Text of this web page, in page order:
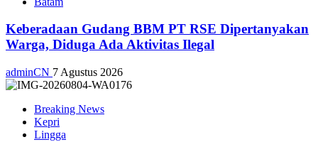
Keberadaan Gudang BBM PT RSE Dipertanyakan
Warga, Diduga Ada Aktivitas Ilegal
adminCN 7 Agustus 2026
Breaking News
Kepri
Lingga